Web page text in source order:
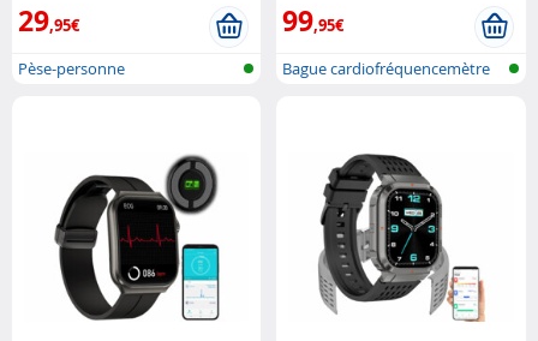
29,95€
Pèse-personne
99,95€
Bague cardiofréquencemètre